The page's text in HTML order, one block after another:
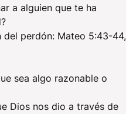
a alguien que te ha
del perdón: Mateo 5:43-44,
sea algo razonable o
Dios nos dio a través de